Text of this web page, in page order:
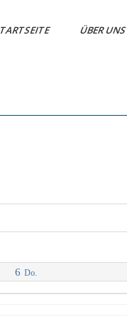
ÜBER UNS
6 Do.